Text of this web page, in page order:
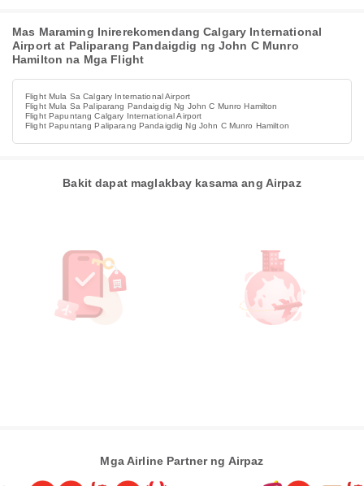
Mas Maraming Inirerekomendang Calgary International
Airport at Paliparang Pandaigdig ng John C Munro
Hamilton na Mga Flight
Flight Mula Sa Calgary International Airport
Flight Mula Sa Paliparang Pandaigdig Ng John C Munro Hamilton
Flight Papuntang Calgary International Airport
Flight Papuntang Paliparang Pandaigdig Ng John C Munro Hamilton
Bakit dapat maglakbay kasama ang Airpaz
Mga Airline Partner ng Airpaz